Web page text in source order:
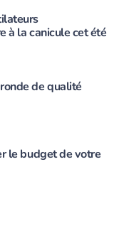
à la canicule cet été
de qualité
le budget de votre